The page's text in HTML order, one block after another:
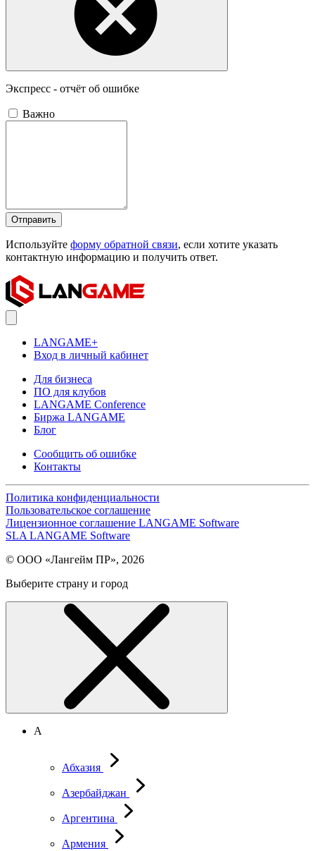
Экспресс - отчёт об ошибке
Важно
Отправить
Используйте форму обратной связи, если хотите указать
контактную информацию и получить ответ.
LANGAME+
Вход в личный кабинет
Для бизнеса
ПО для клубов
LANGAME Conference
Биржа LANGAME
Блог
Сообщить об ошибке
Контакты
Политика конфиденциальности
Пользовательское соглашение
Лицензионное соглашение LANGAME Software
SLA LANGAME Software
© ООО «Лангейм ПР», 2026
Выберите страну и город
А
Абхазия
Азербайджан
Аргентина
Армения